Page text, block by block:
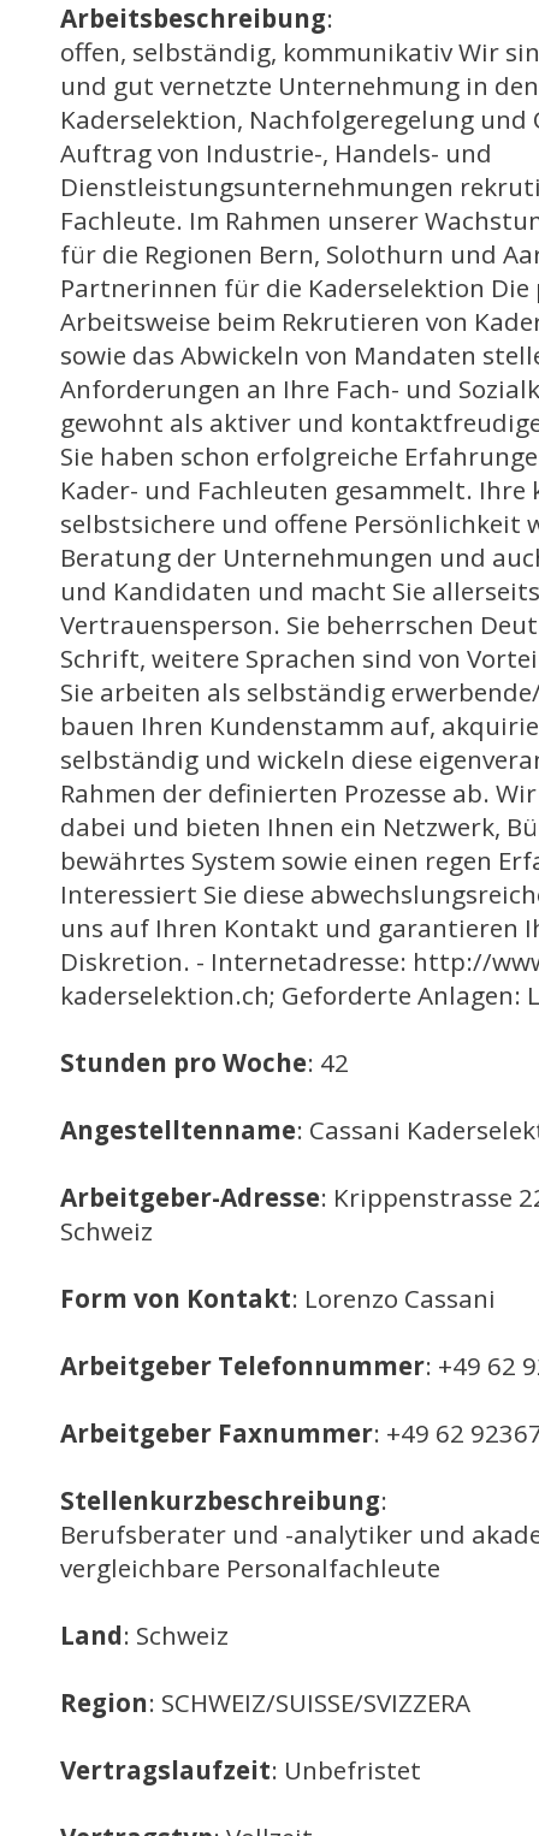
Arbeitsbeschreibung:
offen, selbständig, kommunikativ Wir
und gut vernetzte Unternehmung in
Kaderselektion, Nachfolgeregelung
Auftrag von Industrie-, Handels- und
Dienstleistungsunternehmungen
Fachleute. Im Rahmen unserer
für die Regionen Bern, Solothurn und
Partnerinnen für die Kaderselektion Die
Arbeitsweise beim Rekrutieren von
sowie das Abwickeln von Mandaten
Anforderungen an Ihre Fach- und
gewohnt als aktiver und
Sie haben schon erfolgreiche
Kader- und Fachleuten gesammelt.
selbstsichere und offene Persönlichkeit
Beratung der Unternehmungen und
und Kandidaten und macht Sie
Vertrauensperson. Sie beherrschen
Schrift, weitere Sprachen sind von
Sie arbeiten als selbständig
bauen Ihren Kundenstamm auf,
selbständig und wickeln diese
Rahmen der definierten Prozesse ab.
dabei und bieten Ihnen ein Netzwerk,
bewährtes System sowie einen regen
Interessiert Sie diese
uns auf Ihren Kontakt und garantieren
Diskretion. - Internetadresse: http://
kaderselektion.ch; Geforderte Anlagen:
Stunden pro Woche: 42
Angestelltenname: Cassani
Arbeitgeber-Adresse: Krippenstrasse
Schweiz
Form von Kontakt: Lorenzo Cassani
Arbeitgeber Telefonnummer: +49 62
Arbeitgeber Faxnummer: +49 62
Stellenkurzbeschreibung:
Berufsberater und -analytiker und
vergleichbare Personalfachleute
Land: Schweiz
Region: SCHWEIZ/SUISSE/SVIZZERA
Vertragslaufzeit: Unbefristet